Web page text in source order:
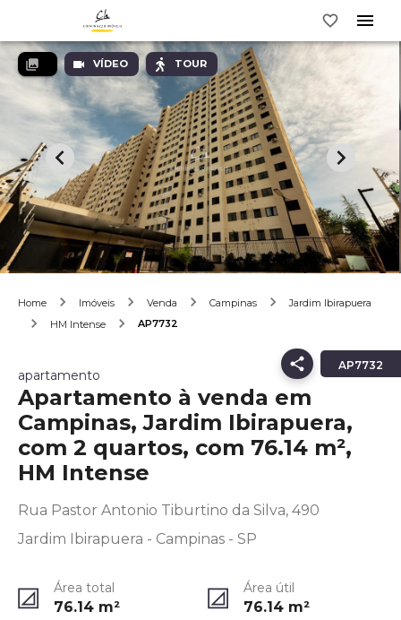
VÍDEO TOUR
Home Imóveis Venda Campinas
Jardim Ibirapuera
HM Intense
AP7732
AP7732
apartamento
Apartamento à venda em
Campinas, Jardim Ibirapuera,
com 2 quartos, com 76.14 m²,
HM Intense
Rua Pastor Antonio Tiburtino da Silva, 490
Jardim Ibirapuera - Campinas - SP
Área total
76.14 m²
Área útil
76.14 m²